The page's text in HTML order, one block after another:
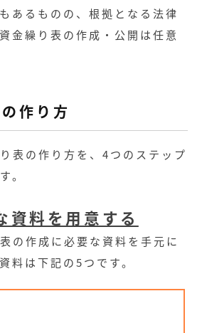
あるものの、根拠となる法律
金繰り表の作成・公開は任意
作り方
表の作り方を、4つのステップ
。
資料を用意する
の作成に必要な資料を手元に
料は下記の5つです。